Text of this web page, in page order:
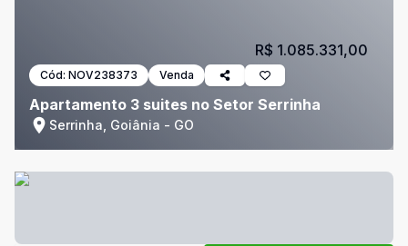
Cód: NOV238373 Venda
Apartamento 3 suites no Setor Serrinha
Serrinha, Goiânia - GO
R$ 1.085.331,00